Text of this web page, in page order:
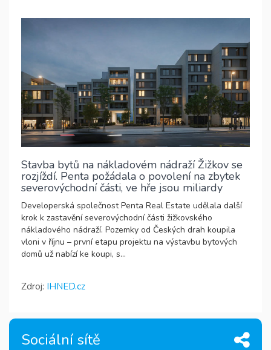
Stavba bytů na nákladovém nádraží Žižkov se
rozjíždí. Penta požádala o povolení na zbytek
severovýchodní části, ve hře jsou miliardy
Developerská společnost Penta Real Estate udělala další
krok k zastavění severovýchodní části žižkovského
nákladového nádraží. Pozemky od Českých drah koupila
vloni v říjnu – první etapu projektu na výstavbu bytových
domů už nabízí ke koupi, s...
Zdroj: IHNED.cz
Sociální sítě